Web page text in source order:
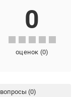
0
оценок (0)
вопросы